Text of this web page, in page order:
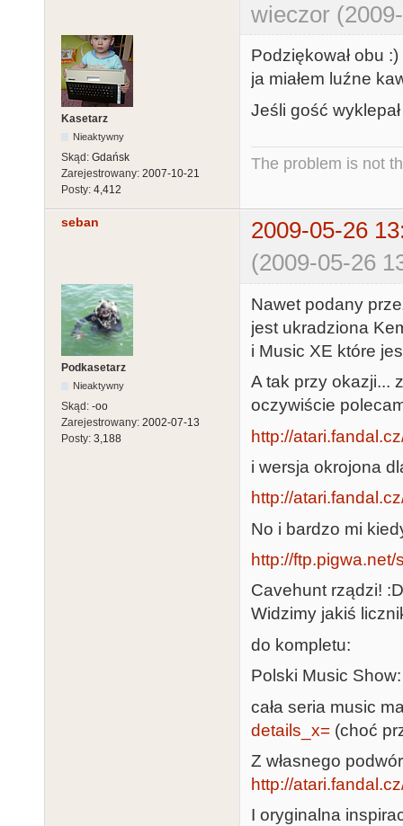
wieczor
Kasetarz
Nieaktywny
Skąd: Gdańsk
Zarejestrowany: 2007-10-21
Posty: 4,412
Podziękował obu
ja miałem luźne
Jeśli gość
The problem is not
seban
2009-05-26
(2009-05-26
Podkasetarz
Nieaktywny
Skąd: -oo
Zarejestrowany: 2002-07-13
Posty: 3,188
Nawet podany
jest ukradziona
i Music XE które
A tak przy okazji...
oczywiście
http://
i wersja okrojona
http://
No i bardzo mi
http://
Cavehunt rządzi!
Widzimy jakiś
do kompletu:
Polski Music
cała seria music
details_x= (choć
Z własnego
http://
I oryginalna